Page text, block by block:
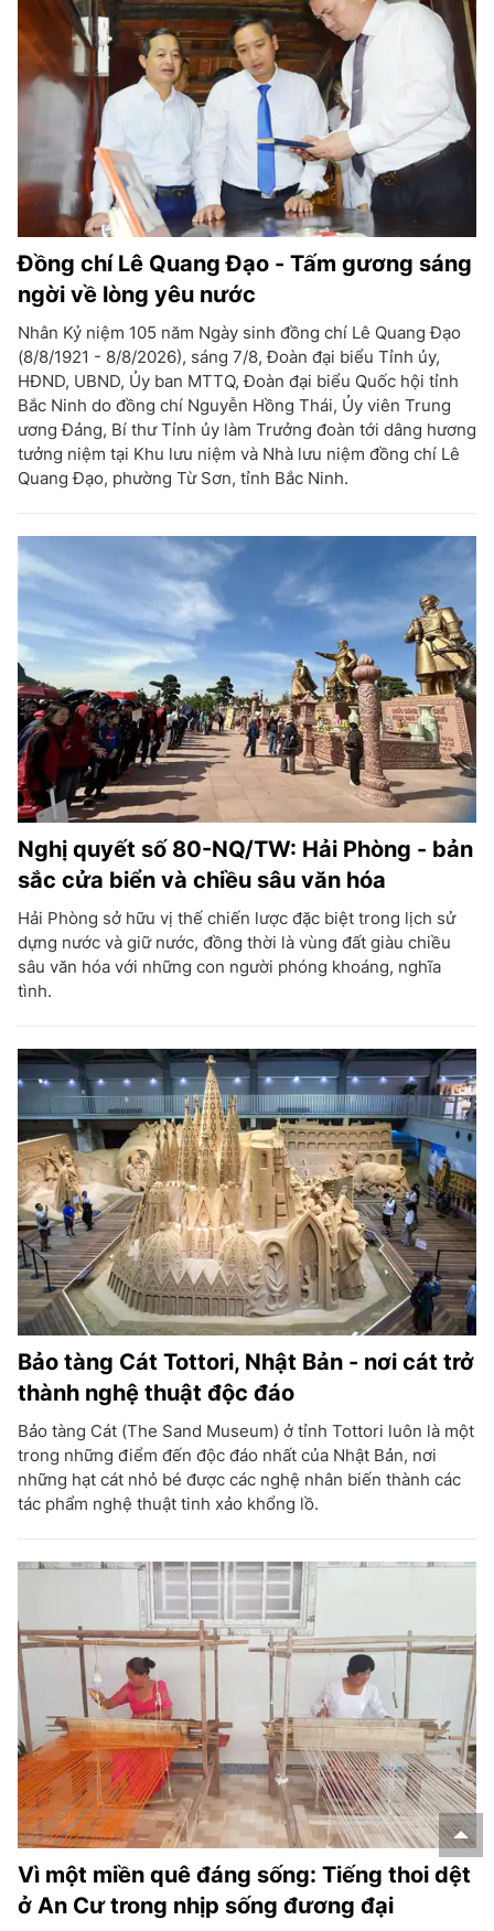
Đồng chí Lê Quang Đạo - Tấm gương sáng
ngời về lòng yêu nước
Nhân Kỷ niệm 105 năm Ngày sinh đồng chí Lê Quang Đạo
(8/8/1921 - 8/8/2026), sáng 7/8, Đoàn đại biểu Tỉnh ủy,
HĐND, UBND, Ủy ban MTTQ, Đoàn đại biểu Quốc hội tỉnh
Bắc Ninh do đồng chí Nguyễn Hồng Thái, Ủy viên Trung
ương Đảng, Bí thư Tỉnh ủy làm Trưởng đoàn tới dâng hương
tưởng niệm tại Khu lưu niệm và Nhà lưu niệm đồng chí Lê
Quang Đạo, phường Từ Sơn, tỉnh Bắc Ninh.
Nghị quyết số 80-NQ/TW: Hải Phòng - bản
sắc cửa biển và chiều sâu văn hóa
Hải Phòng sở hữu vị thế chiến lược đặc biệt trong lịch sử
dựng nước và giữ nước, đồng thời là vùng đất giàu chiều
sâu văn hóa với những con người phóng khoáng, nghĩa
tình.
Bảo tàng Cát Tottori, Nhật Bản - nơi cát trở
thành nghệ thuật độc đáo
Bảo tàng Cát (The Sand Museum) ở tỉnh Tottori luôn là một
trong những điểm đến độc đáo nhất của Nhật Bản, nơi
những hạt cát nhỏ bé được các nghệ nhân biến thành các
tác phẩm nghệ thuật tinh xảo khổng lồ.
Vì một miền quê đáng sống: Tiếng thoi dệt
ở An Cư trong nhịp sống đương đại